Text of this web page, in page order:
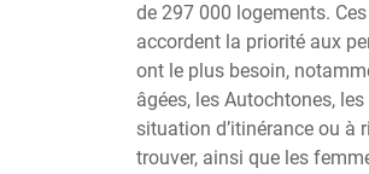
de 297 000 logements.
accordent la priorité aux
ont le plus besoin,
âgées, les Autochtones,
situation d’itinérance ou à
trouver, ainsi que les